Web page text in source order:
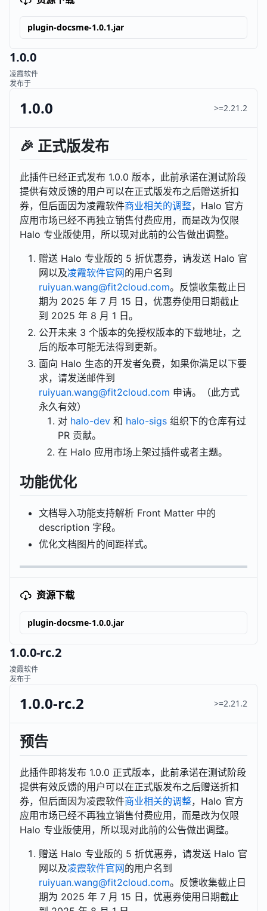
plugin-docsme-1.0.1.jar
1.0.0
凌霞软件
发布于
1.0.0 >=2.21.2
🎉 正式版发布
此插件已经正式发布 1.0.0 版本，此前承诺在测试阶段
提供有效反馈的用户可以在正式版发布之后赠送折扣
券，但后面因为凌霞软件商业相关的调整，Halo 官方
应用市场已经不再独立销售付费应用，而是改为仅限
Halo 专业版使用，所以现对此前的公告做出调整。
赠送 Halo 专业版的 5 折优惠券，请发送 Halo 官
网以及凌霞软件官网的用户名到
ruiyuan.wang@fit2cloud.com。反馈收集截止日
期为 2025 年 7 月 15 日，优惠券使用日期截止
到 2025 年 8 月 1 日。
公开未来 3 个版本的免授权版本的下载地址，之
后的版本可能无法得到更新。
面向 Halo 生态的开发者免费，如果你满足以下要
求，请发送邮件到
ruiyuan.wang@fit2cloud.com 申请。（此方式
永久有效）
对 halo-dev 和 halo-sigs 组织下的仓库有过
PR 贡献。
在 Halo 应用市场上架过插件或者主题。
功能优化
文档导入功能支持解析 Front Matter 中的
description 字段。
优化文档图片的间距样式。
资源下载
plugin-docsme-1.0.0.jar
1.0.0-rc.2
凌霞软件
发布于
1.0.0-rc.2 >=2.21.2
预告
此插件即将发布 1.0.0 正式版本，此前承诺在测试阶段
提供有效反馈的用户可以在正式版发布之后赠送折扣
券，但后面因为凌霞软件商业相关的调整，Halo 官方
应用市场已经不再独立销售付费应用，而是改为仅限
Halo 专业版使用，所以现对此前的公告做出调整。
赠送 Halo 专业版的 5 折优惠券，请发送 Halo 官
网以及凌霞软件官网的用户名到
ruiyuan.wang@fit2cloud.com。反馈收集截止日
期为 2025 年 7 月 15 日，优惠券使用日期截止